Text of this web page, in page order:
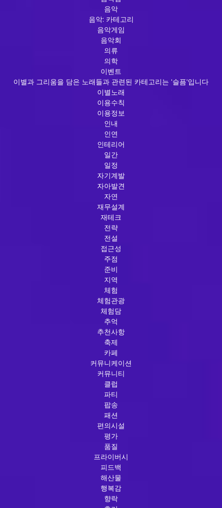
음악
음악: 카테고리
음악게임
음악회
의류
의학
이벤트
이별과 그리움을 담은 노래들과 관련된 카테고리는 '슬픔'입니다
이별노래
이용수칙
이용정보
인내
인연
인테리어
일간
일정
자기계발
자아발견
자연
재무설계
재테크
전략
전설
접근성
주점
준비
지역
체험
체험관광
체험담
추억
추천사항
축제
카페
커뮤니케이션
커뮤니티
클럽
파티
팝송
패션
편의시설
평가
품질
프라이버시
피드백
해산물
행복감
향락